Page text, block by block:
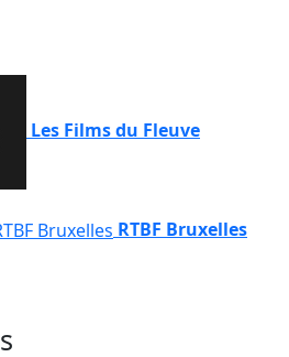
Les Films du Fleuve
RTBF Bruxelles